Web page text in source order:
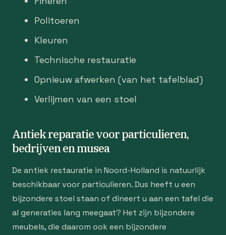
Politoeren
Kleuren
Technische restauratie
Opnieuw afwerken (van het tafelblad)
Verlijmen van een stoel
Antiek reparatie voor particulieren,
bedrijven en musea
De antiek restauratie in Noord-Holland is natuurlijk
beschikbaar voor particulieren. Dus heeft u een
bijzondere stoel staan of dineert u aan een tafel die
al generaties lang meegaat? Het zijn bijzondere
meubels, die daarom ook een bijzondere